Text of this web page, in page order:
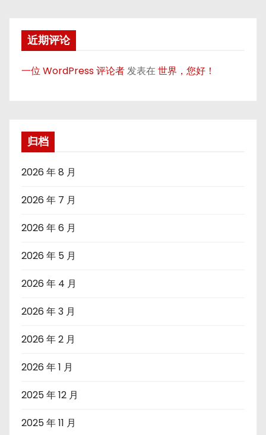
近期评论
一位 WordPress 评论者发表在世界，您好！
归档
2026 年 8 月
2026 年 7 月
2026 年 6 月
2026 年 5 月
2026 年 4 月
2026 年 3 月
2026 年 2 月
2026 年 1 月
2025 年 12 月
2025 年 11 月